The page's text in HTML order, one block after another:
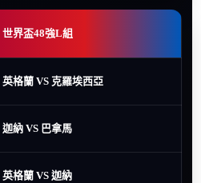
世界盃48強L組
英格蘭 VS 克羅埃西亞
迦納 VS 巴拿馬
英格蘭 VS 迦納